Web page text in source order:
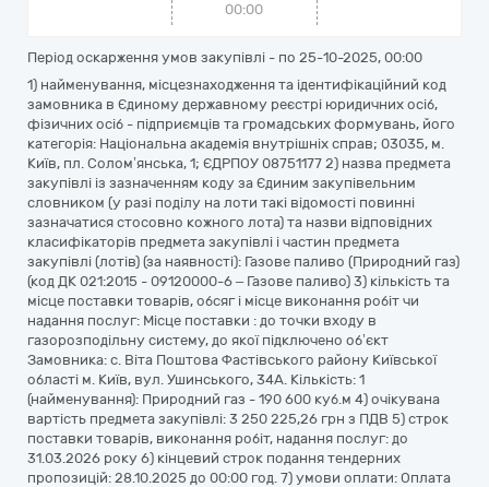
00:00
Період оскарження умов закупівлі - по 25-10-2025, 00:00
1) найменування, місцезнаходження та ідентифікаційний код
замовника в Єдиному державному реєстрі юридичних осіб,
фізичних осіб - підприємців та громадських формувань, його
категорія: Національна академія внутрішніх справ; 03035, м.
Київ, пл. Солом’янська, 1; ЄДРПОУ 08751177 2) назва предмета
закупівлі із зазначенням коду за Єдиним закупівельним
словником (у разі поділу на лоти такі відомості повинні
зазначатися стосовно кожного лота) та назви відповідних
класифікаторів предмета закупівлі і частин предмета
закупівлі (лотів) (за наявності): Газове паливо (Природний газ)
(код ДК 021:2015 - 09120000-6 – Газове паливо) 3) кількість та
місце поставки товарів, обсяг і місце виконання робіт чи
надання послуг: Місце поставки : до точки входу в
газорозподільну систему, до якої підключено об’єкт
Замовника: с. Віта Поштова Фастівського району Київської
області м. Київ, вул. Ушинського, 34А. Кількість: 1
(найменування): Природний газ - 190 600 куб.м 4) очікувана
вартість предмета закупівлі: 3 250 225,26 грн з ПДВ 5) строк
поставки товарів, виконання робіт, надання послуг: до
31.03.2026 року 6) кінцевий строк подання тендерних
пропозицій: 28.10.2025 до 00:00 год. 7) умови оплати: Оплата